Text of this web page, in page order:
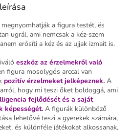
a figura testét, és
ugrál, ami nemcsak a kéz-szem
erősíti a kéz és az ujjak izmait is.
eszköz az érzelmekről való
figura mosolygós arccal van
pozitív érzelmeket jelképeznek. A
hogy mi teszi őket boldoggá, ami
fejlődését és a saját
képességét. A figurák különböző
lehetővé teszi a gyerekek számára,
és különféle játékokat alkossanak,